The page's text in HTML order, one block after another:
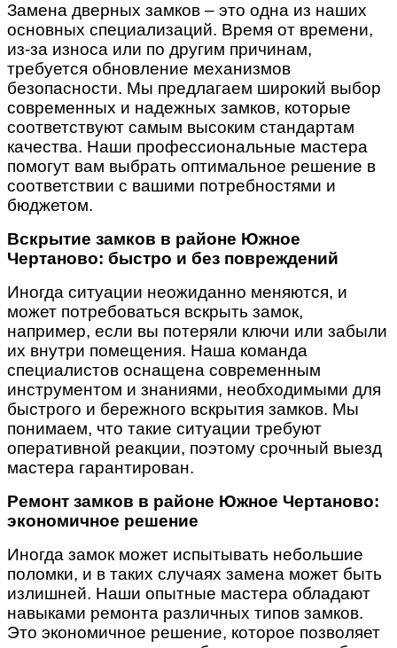
Замена дверных замков – это одна из наших
основных специализаций. Время от времени,
из-за износа или по другим причинам,
требуется обновление механизмов
безопасности. Мы предлагаем широкий выбор
современных и надежных замков, которые
соответствуют самым высоким стандартам
качества. Наши профессиональные мастера
помогут вам выбрать оптимальное решение в
соответствии с вашими потребностями и
бюджетом.
Вскрытие замков в районе Южное
Чертаново: быстро и без повреждений
Иногда ситуации неожиданно меняются, и
может потребоваться вскрыть замок,
например, если вы потеряли ключи или забыли
их внутри помещения. Наша команда
специалистов оснащена современным
инструментом и знаниями, необходимыми для
быстрого и бережного вскрытия замков. Мы
понимаем, что такие ситуации требуют
оперативной реакции, поэтому срочный выезд
мастера гарантирован.
Ремонт замков в районе Южное Чертаново:
экономичное решение
Иногда замок может испытывать небольшие
поломки, и в таких случаях замена может быть
излишней. Наши опытные мастера обладают
навыками ремонта различных типов замков.
Это экономичное решение, которое позволяет